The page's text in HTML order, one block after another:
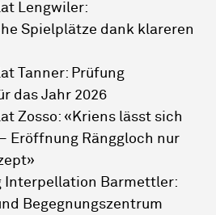
Lengwiler:
Spielplätze dank klareren
Tanner: Prüfung
das Jahr 2026
Zosso: «Kriens lässt sich
Eröffnung Ränggloch nur
Barmettler:
Begegnungszentrum